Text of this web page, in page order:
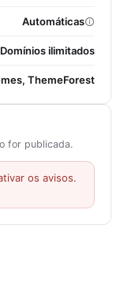
Automáticas
Domínios ilimitados
ThemeForest
for publicada.
os avisos.